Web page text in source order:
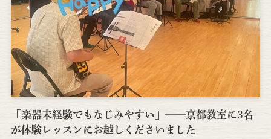
「楽器未経験でもなじみやすい」──京都教室に3名
が体験レッスンにお越しくださいました